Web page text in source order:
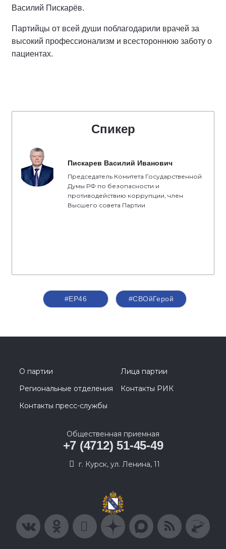
Василий Пискарёв.
Партийцы от всей души поблагодарили врачей за
высокий профессионализм и всестороннюю заботу о
пациентах.
Спикер
Пискарев Василий Иванович
Председатель Комитета Государственной
Думы РФ по безопасности и
противодействию коррупции, член
Высшего совета Партии
#ЕР46 #СВОйГерой
О партии
Лица партии
Региональные отделения
Контакты РИК
Контакты пресс-службы
Общественная приемная
+7 (4712) 51-45-49
г. Курск, ул. Ленина, 11